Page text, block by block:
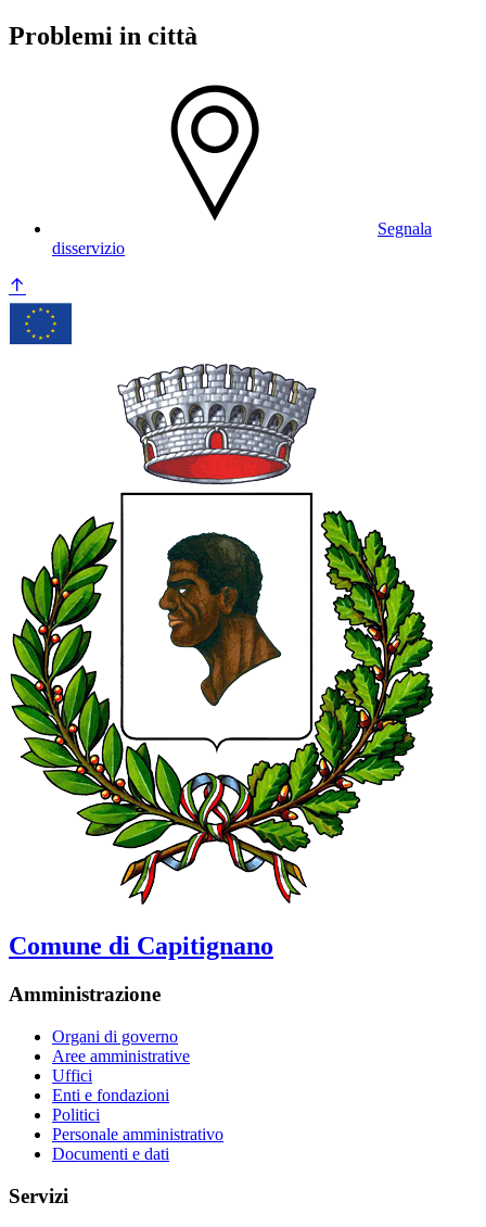
Problemi in città
Segnala
disservizio
Comune di Capitignano
Amministrazione
Organi di governo
Aree amministrative
Uffici
Enti e fondazioni
Politici
Personale amministrativo
Documenti e dati
Servizi